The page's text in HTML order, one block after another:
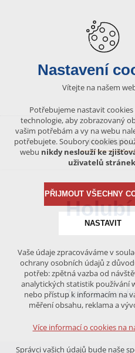
KULTURA
Zpět na výpis
Nastavení
Vítejte na našem
Potřebujeme nastavit cookies
technologie, aby zobrazovaný
vašim potřebám a vy na webu
potřebujete. Soubory cookies
webu nikdy neslouží ke
uživatelů stránek
PŘIJMOUT VŠECHNY
NASTAVIT
Technická cookies
nutná pro provozování
udržení kontextu stránek
případná přihlášení, volby
analytická pro
vyhodnocení návštěvnosti
marketingová cookies
Vaše údaje zpracováváme v
ochrany osobních údajů z
potřeb: zpětná vazba od
analytických statistik používání
nebo přístup k informacím na
měření obsahu, reklama a
Více informací o cookies na
Správci vašich údajů bude naše